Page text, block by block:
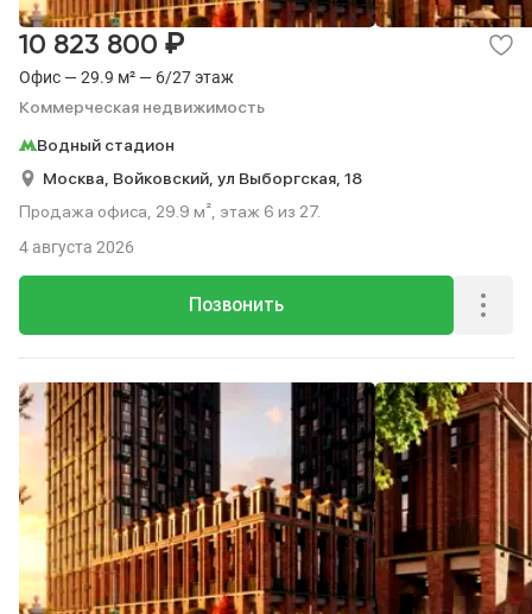
Офис — 29.9 м² — 6/27 этаж
Коммерческая недвижимость
10 823 800 ₽
Водный стадион
Москва, Войковский, ул Выборгская, 18
Продажа офиса, 29.9 м², этаж 6 из 27.
Позвонить
4 августа 2026